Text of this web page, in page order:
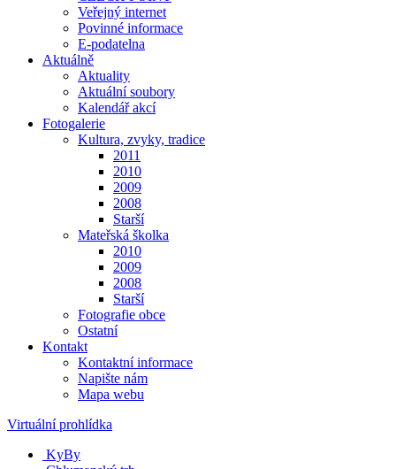
Veřejný internet
Povinné informace
E-podatelna
Aktuálně
Aktuality
Aktuální soubory
Kalendář akcí
Fotogalerie
Kultura, zvyky, tradice
2011
2010
2009
2008
Starší
Mateřská školka
2010
2009
2008
Starší
Fotografie obce
Ostatní
Kontakt
Kontaktní informace
Napište nám
Mapa webu
Virtuální prohlídka
KyBy